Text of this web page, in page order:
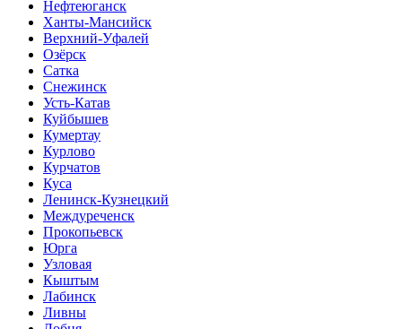
Нефтеюганск
Ханты-Мансийск
Верхний-Уфалей
Озёрск
Сатка
Снежинск
Усть-Катав
Куйбышев
Кумертау
Курлово
Курчатов
Куса
Ленинск-Кузнецкий
Междуреченск
Прокопьевск
Юрга
Узловая
Кыштым
Лабинск
Ливны